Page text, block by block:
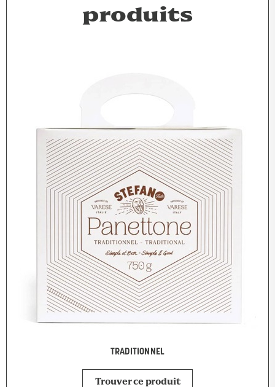
produits
TRADITIONNEL
Trouver ce produit